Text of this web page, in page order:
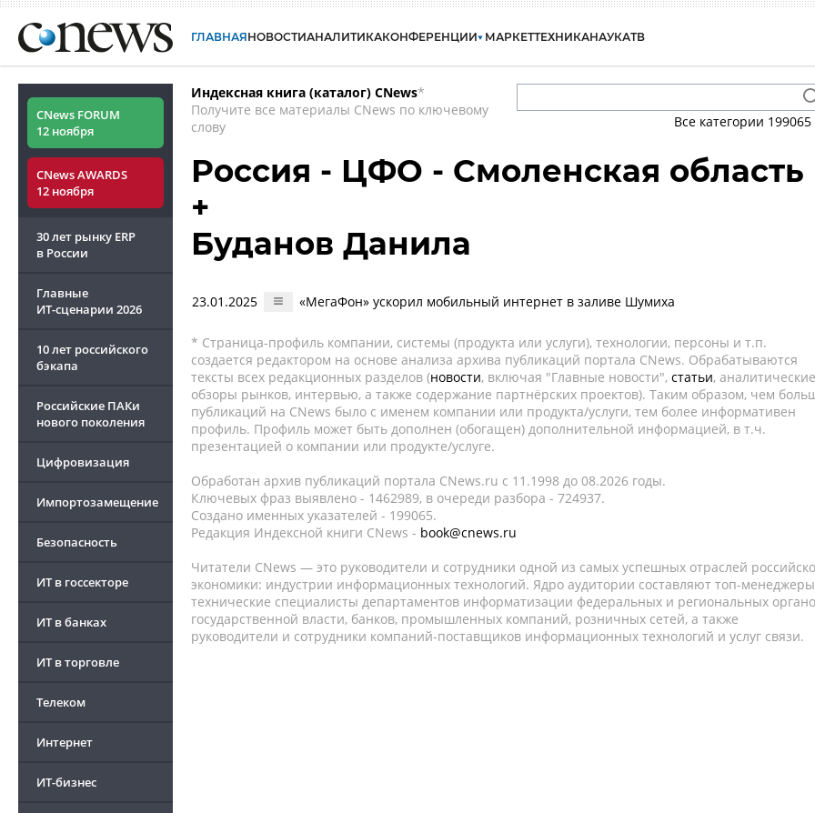
ГЛАВНАЯНОВОСТИАНАЛИТИКАКОНФЕРЕНЦИИ МАРКЕТТЕХНИКАНАУКАТВ
CNews FORUM
12 ноября
CNews AWARDS
12 ноября
30 лет рынку ERP
в России
Главные
ИТ-сценарии 2026
10 лет российского
бэкапа
Российские ПАКи
нового поколения
Цифровизация
Импортозамещение
Безопасность
ИТ в госсекторе
ИТ в банках
ИТ в торговле
Телеком
Интернет
ИТ-бизнес
Индексная книга (каталог) CNews*
Получите все материалы CNews по ключевому
слову
Все категории 199065
Россия - ЦФО - Смоленская область
+
Буданов Данила
23.01.2025 «МегаФон» ускорил мобильный интернет в заливе Шумиха
* Страница-профиль компании, системы (продукта или услуги), технологии, персоны и т.п.
создается редактором на основе анализа архива публикаций портала CNews. Обрабатываются
тексты всех редакционных разделов (новости, включая "Главные новости", статьи, аналитические
обзоры рынков, интервью, а также содержание партнёрских проектов). Таким образом, чем
публикаций на CNews было с именем компании или продукта/услуги, тем более информативен
профиль. Профиль может быть дополнен (обогащен) дополнительной информацией, в т.ч.
презентацией о компании или продукте/услуге.
Обработан архив публикаций портала CNews.ru c 11.1998 до 08.2026 годы.
Ключевых фраз выявлено - 1462989, в очереди разбора - 724937.
Создано именных указателей - 199065.
Редакция Индексной книги CNews - book@cnews.ru
Читатели CNews — это руководители и сотрудники одной из самых успешных отраслей
экономики: индустрии информационных технологий. Ядро аудитории составляют топ-
технические специалисты департаментов информатизации федеральных и региональных
государственной власти, банков, промышленных компаний, розничных сетей, а также
руководители и сотрудники компаний-поставщиков информационных технологий и услуг связи.